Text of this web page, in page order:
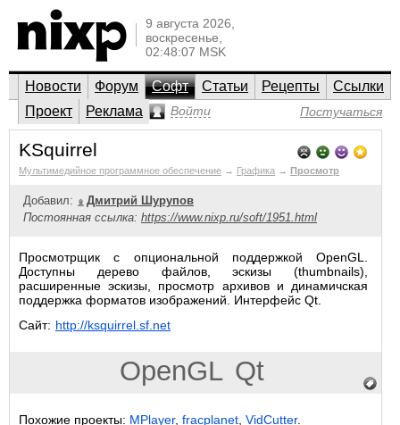
9 августа 2026,
воскресенье,
02:48:07 MSK
Новости Форум Софт Статьи Рецепты
Ссылки
Проект
Реклама Войти Постучаться
KSquirrel
Мультимедийное программное обеспечение → Графика → Просмотр
Добавил:
Дмитрий Шурупов
Постоянная ссылка: https://www.nixp.ru/soft/1951.html
Просмотрщик с опциональной поддержкой OpenGL.
Доступны дерево файлов, эскизы (thumbnails),
расширенные эскизы, просмотр архивов и динамичская
поддержка форматов изображений. Интерфейс Qt.
Сайт: http://ksquirrel.sf.net
OpenGL Qt
Похожие проекты: MPlayer, fracplanet VidCutter.